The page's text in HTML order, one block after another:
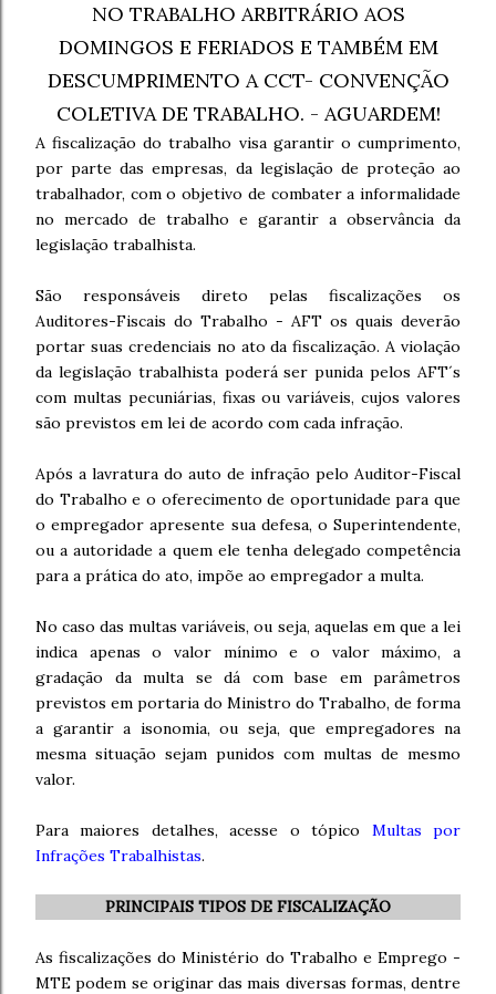
NO TRABALHO ARBITRÁRIO AOS
DOMINGOS E FERIADOS E TAMBÉM EM
DESCUMPRIMENTO A CCT- CONVENÇÃO
COLETIVA DE TRABALHO. - AGUARDEM!
A fiscalização do trabalho visa garantir o cumprimento,
por parte das empresas, da legislação de proteção ao
trabalhador, com o objetivo de combater a informalidade
no mercado de trabalho e garantir a observância da
legislação trabalhista.
São responsáveis direto pelas fiscalizações os
Auditores-Fiscais do Trabalho - AFT os quais deverão
portar suas credenciais no ato da fiscalização. A violação
da legislação trabalhista poderá ser punida pelos AFT´s
com multas pecuniárias, fixas ou variáveis, cujos valores
são previstos em lei de acordo com cada infração.
Após a lavratura do auto de infração pelo Auditor-Fiscal
do Trabalho e o oferecimento de oportunidade para que
o empregador apresente sua defesa, o Superintendente,
ou a autoridade a quem ele tenha delegado competência
para a prática do ato, impõe ao empregador a multa.
No caso das multas variáveis, ou seja, aquelas em que a lei
indica apenas o valor mínimo e o valor máximo, a
gradação da multa se dá com base em parâmetros
previstos em portaria do Ministro do Trabalho, de forma
a garantir a isonomia, ou seja, que empregadores na
mesma situação sejam punidos com multas de mesmo
valor.
Para maiores detalhes, acesse o tópico Multas por
Infrações Trabalhistas.
PRINCIPAIS TIPOS DE FISCALIZAÇÃO
As fiscalizações do Ministério do Trabalho e Emprego -
MTE podem se originar das mais diversas formas, dentre